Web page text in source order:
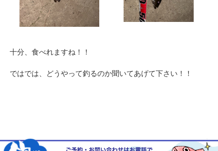
十分、食べれますね！！
ではでは、どうやって釣るのか聞いてあげて下さい！！